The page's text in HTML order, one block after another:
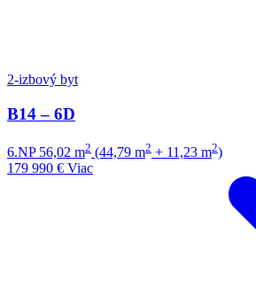
2-izbový byt
B14 – 6D
6.NP 56,02 m2 (44,79 m2 + 11,23 m2)
179 990 € Viac